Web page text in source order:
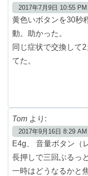
2017年7月9日 10:55 PM
黄色いボタンを30秒
動。助かった。
同じ症状で交換して
てた。
Tom より:
2017年9月16日 8:29 AM
E4g、 音量ボタン（
長押しで三回ぶるっ
一時はどうなるかと